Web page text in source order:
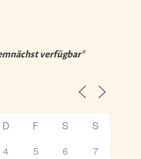
verfügbar*
D F S
S
4 5 6 7